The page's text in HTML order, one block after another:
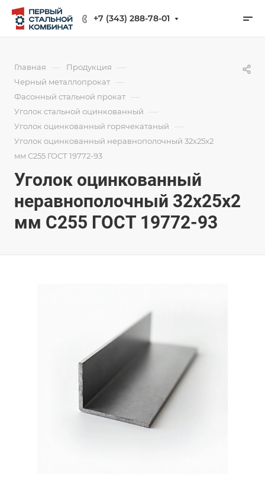
+7 (343) 288-78-01
Главная — Продукция —
Черный металлопрокат —
Фасонный стальной прокат —
Уголок стальной оцинкованный —
Уголок оцинкованный горячекатаный —
Уголок оцинкованный неравнополочный 32х25х2
мм С255 ГОСТ 19772-93
Уголок оцинкованный
неравнополочный 32х25х2
мм С255 ГОСТ 19772-93